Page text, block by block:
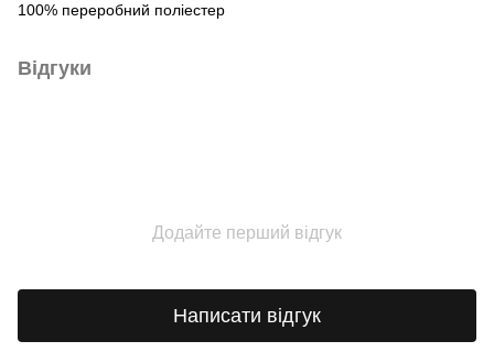
100% переробний поліестер
Відгуки
Додайте перший відгук
Написати відгук